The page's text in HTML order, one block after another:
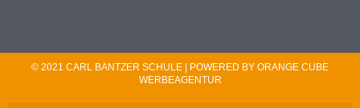
© 2021 CARL BANTZER SCHULE | POWERED BY ORANGE CUBE
WERBEAGENTUR